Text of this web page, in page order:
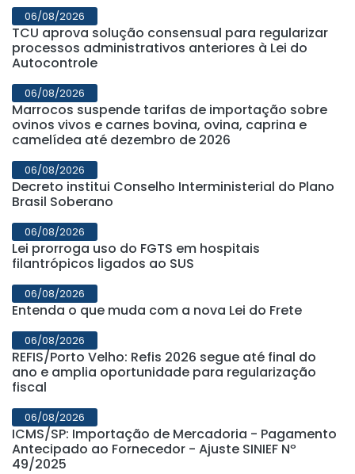
06/08/2026
TCU aprova solução consensual para regularizar
processos administrativos anteriores à Lei do
Autocontrole
06/08/2026
Marrocos suspende tarifas de importação sobre
ovinos vivos e carnes bovina, ovina, caprina e
camelídea até dezembro de 2026
06/08/2026
Decreto institui Conselho Interministerial do Plano
Brasil Soberano
06/08/2026
Lei prorroga uso do FGTS em hospitais
filantrópicos ligados ao SUS
06/08/2026
Entenda o que muda com a nova Lei do Frete
06/08/2026
REFIS/Porto Velho: Refis 2026 segue até final do
ano e amplia oportunidade para regularização
fiscal
06/08/2026
ICMS/SP: Importação de Mercadoria - Pagamento
Antecipado ao Fornecedor - Ajuste SINIEF Nº
49/2025